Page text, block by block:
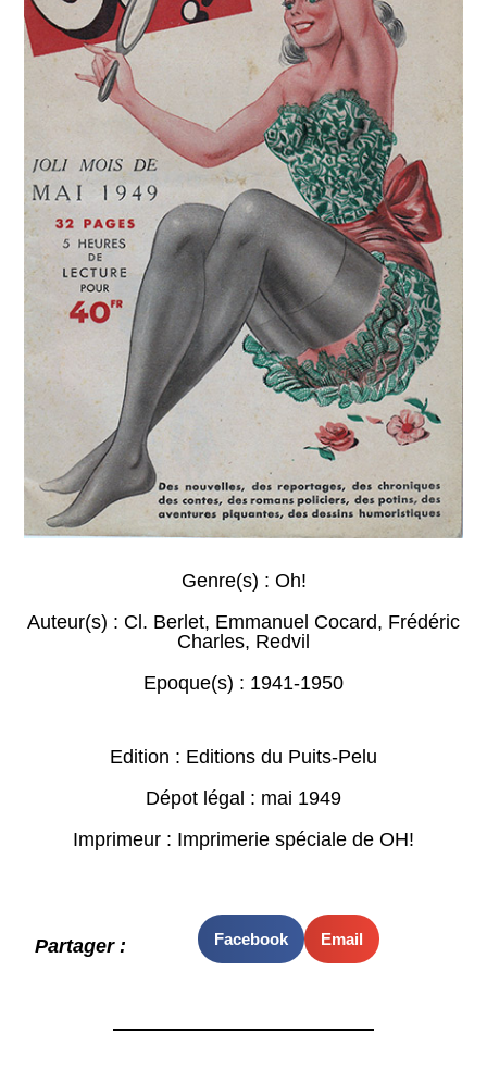
Genre(s) : Oh!
Auteur(s) : Cl. Berlet, Emmanuel Cocard, Frédéric
Charles, Redvil
Epoque(s) : 1941-1950
Edition : Editions du Puits-Pelu
Dépot légal : mai 1949
Imprimeur : Imprimerie spéciale de OH!
Partager : Facebook Email